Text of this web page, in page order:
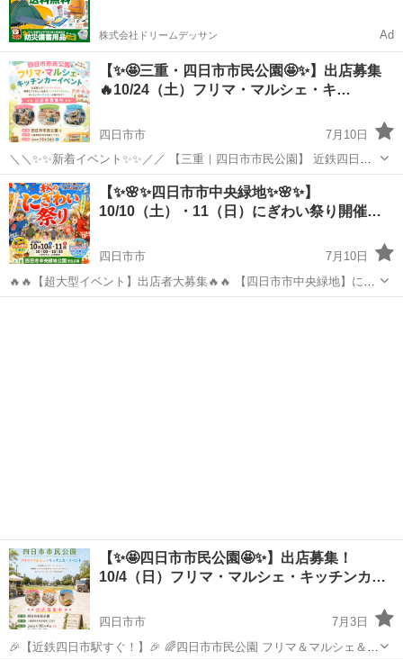
株式会社ドリームデッサン Ad
【✨🤩三重・四日市市民公園🤩✨】出店募集
🔥10/24（土）フリマ・マルシェ・キ…
四日市市
7月10日
＼＼✨✨新着イベント✨✨／／ 【三重｜四日市市民公園】 近鉄四日市
駅すぐ！ 三重県四日市市の人気スポット 「四日市市民公園」 で、フ
リーマーケット＆マルシェ＆キッチンカーイベントを開催します🎉 駅
前ならで...
三重 四日市市 フリーマーケット キッチンカー
【✨🌸✨四日市市中央緑地✨🌸✨】
10/10（土）・11（日）にぎわい祭り開催
四日市市
7月10日
🔥🔥【超大型イベント】出店者大募集🔥🔥 【四日市市中央緑地】にぎ
わい祭り（フリマ・マルシェ・キッチンカー） 📅2026年10月10日
【✨🤩四日市市民公園🤩✨】出店募集！
10/4（日）フリマ・マルシェ・キッチンカ…
四日市市
7月3日
🎉【近鉄四日市駅すぐ！】🎉 🌈四日市市民公園 フリマ＆マルシェ＆キ